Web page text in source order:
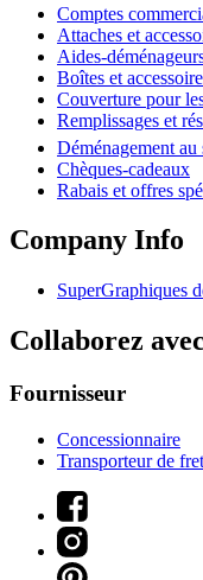
Comptes
Attaches et
Aides-
Boîtes et
Couverture pour
Remplissages et
Déménagement
Chèques-cadeaux
Rabais et offres
Company Info
SuperGraphiques
Collaborez
Fournisseur
Concessionnaire
Transporteur de